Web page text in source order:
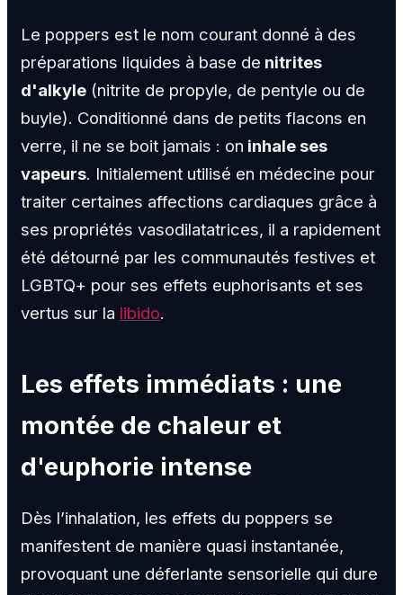
Le poppers est le nom courant donné à des
préparations liquides à base de nitrites
d'alkyle (nitrite de propyle, de pentyle ou de
buyle). Conditionné dans de petits flacons en
verre, il ne se boit jamais : on inhale ses
vapeurs. Initialement utilisé en médecine pour
traiter certaines affections cardiaques grâce à
ses propriétés vasodilatatrices, il a rapidement
été détourné par les communautés festives et
LGBTQ+ pour ses effets euphorisants et ses
vertus sur la libido.
Les effets immédiats : une
montée de chaleur et
d'euphorie intense
Dès l’inhalation, les effets du poppers se
manifestent de manière quasi instantanée,
provoquant une déferlante sensorielle qui dure